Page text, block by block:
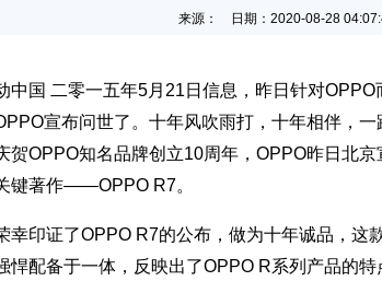
来源： 日期： 2020-08-28
中国 二零一五年5月21日信息，昨日针对
宣布问世了。十年风吹雨打，十年相伴，
贺OPPO知名品牌创立10周年，OPPO昨日北
键著作——OPPO R7。
幸印证了OPPO R7的公布，做为十年诚品，这
悍配备于一体，反映出了OPPO R系列产品的